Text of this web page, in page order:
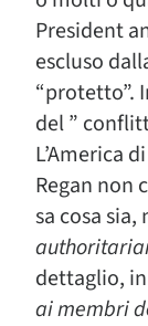
President
escluso
“protetto”.
del ”
L’America
Regan non
sa cosa
dettaglio,
ai membri